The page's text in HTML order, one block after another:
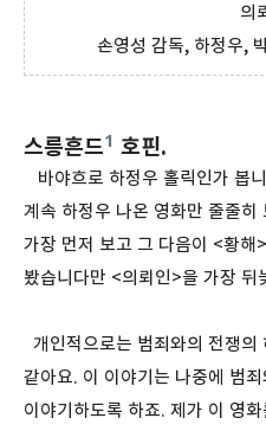
의
손영성 감독, 하정우,
스릉흔드1 호핀.
바야흐로 하정우 홀릭인가 봅
계속 하정우 나온 영화만 줄줄
가장 먼저 보고 그 다음이 <황해
봤습니다만 <의뢰인>을 가장 뒤
개인적으로는 범죄와의 전쟁의
같아요. 이 이야기는 나중에 범
이야기하도록 하죠. 제가 이 영